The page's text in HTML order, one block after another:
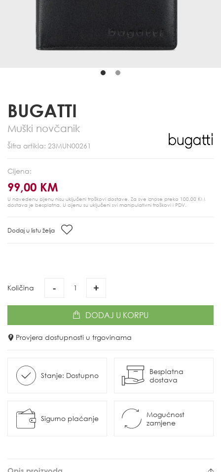
BUGATTI
Muški novčanik
Šifra artikla: 23MUN00261
Cijena:
99,00 KM
U navedenu cijenu nisu uključeni troškovi dostave. Za sve iznose preko 100,00 KM
dostava je besplatna. U cijenu su uključeni svi manipulativni troškovi i PDV.
Dodaj u listu želja
Količina - +
DODAJ U KORPU
Provjera dostupnosti u trgovinama
Stanje: Dostupno
Besplatna
dostava
Sigurno plaćanje
Mogućnost
zamjene